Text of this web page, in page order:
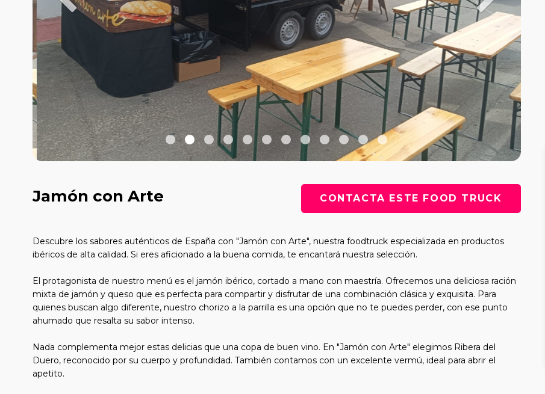
Jamón con Arte CONTACTA ESTE FOOD TRUCK
Descubre los sabores auténticos de España con "Jamón con Arte", nuestra foodtruck especializada en productos
ibéricos de alta calidad. Si eres aficionado a la buena comida, te encantará nuestra selección.
El protagonista de nuestro menú es el jamón ibérico, cortado a mano con maestría. Ofrecemos una deliciosa ración
mixta de jamón y queso que es perfecta para compartir y disfrutar de una combinación clásica y exquisita. Para
quienes buscan algo diferente, nuestro chorizo a la parrilla es una opción que no te puedes perder, con ese punto
ahumado que resalta su sabor intenso.
Nada complementa mejor estas delicias que una copa de buen vino. En "Jamón con Arte" elegimos Ribera del
Duero, reconocido por su cuerpo y profundidad. También contamos con un excelente vermú, ideal para abrir el
apetito.